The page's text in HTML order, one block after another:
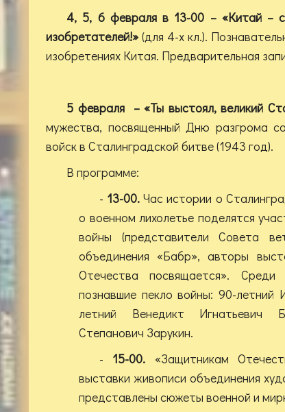
4, 5, 6 февраля в 13-00 – «Китай –
изобретателей!» (для 4-х кл.).
изобретениях Китая. Предварительная
5 февраля – «Ты выстоял, великий
мужества, посвященный Дню разгрома
войск в Сталинградской битве (1943 год).
В программе:
- 13-00.Час истории о
о военном лихолетье поделятся
войны (представители Совета
объединения «Бабр», авторы
Отечества посвящается».
познавшие пекло войны: 90-летний
летний Венедикт Игнатьевич
Степанович Зарукин.
- 15-00. «Защитникам
выставки живописи объединения
представлены сюжеты военной и